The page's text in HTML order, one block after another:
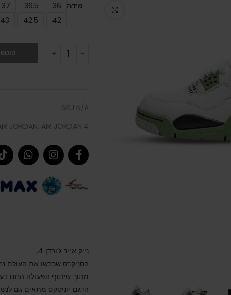
מידה 36
36.5
37
42
42.5
43
SKU N/A
JORDAN, AIR JORDAN 4
נייק אייר ג’ורדן 4.
הסניקרס שכבשו את העולם
מתוך שיתוף הפעולה החם
הדגם יוניסקס מתאים גם